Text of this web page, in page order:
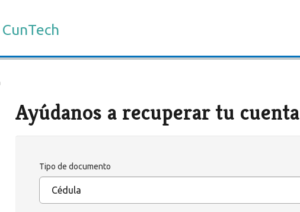
Ayúdanos a recuperar tu cuenta
Tipo de documento